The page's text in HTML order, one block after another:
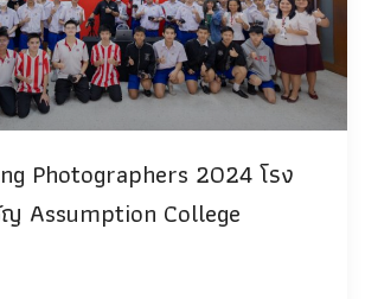
Photographers 2024 โรง
Assumption College​